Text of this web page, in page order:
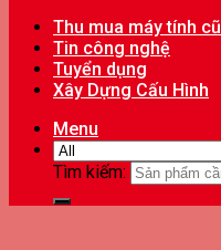
Thu mua máy tính cũ
Tin công nghệ
Tuyển dụng
Xây Dựng Cấu Hình
Menu
Tìm kiếm: